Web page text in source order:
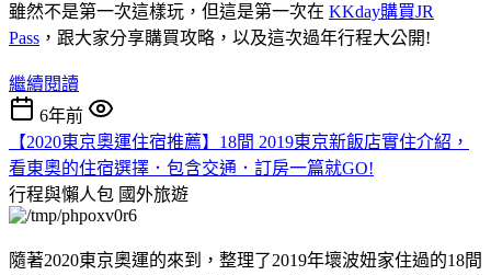
雖然不是第一次這樣玩，但這是第一次在 KKday購買JR
Pass ，跟大家分享購買攻略，以及這次過年行程大公開!
繼續閱讀
6年前
【2020東京奧運住宿推薦】18間 2019東京新飯店實住介紹，
看東奧的住宿選擇．包含交通．訂房一篇就GO!
行程與懶人包 國外旅遊
隨著2020東京奧運的來到，整理了2019年壞波妞家住過的18間